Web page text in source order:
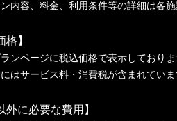
内容、料金、利用条件等の詳細は各
格】
ンページに税込価格で表示しておりま
はサービス料・消費税が含まれていま
外に必要な費用】